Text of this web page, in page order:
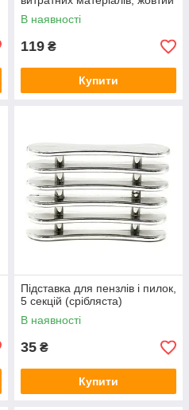
В наявності
119 ₴
Купити
Підставка для пензлів і пилок,
5 секцій (срібляста)
В наявності
35 ₴
Купити